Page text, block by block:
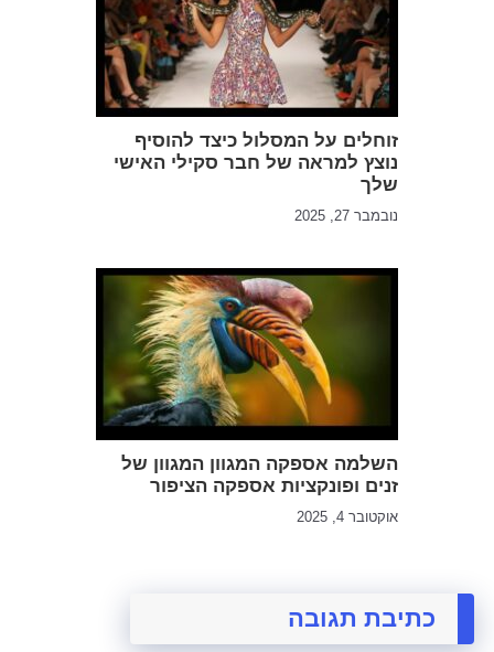
זוחלים על המסלול כיצד להוסיף
נוצץ למראה של חבר סקילי האישי
שלך
נובמבר 27, 2025
השלמה אספקה המגוון המגוון של
זנים ופונקציות אספקה הציפור
אוקטובר 4, 2025
כתיבת תגובה